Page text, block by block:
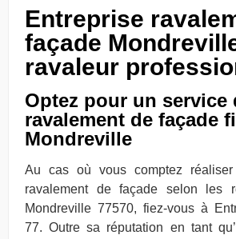
Entreprise
façade
ravaleur
Optez pour un service
ravalement de façade
Mondreville
Au cas où vous comptez
ravalement de façade selon les
Mondreville 77570, fiez-vous à
77. Outre sa réputation en tant